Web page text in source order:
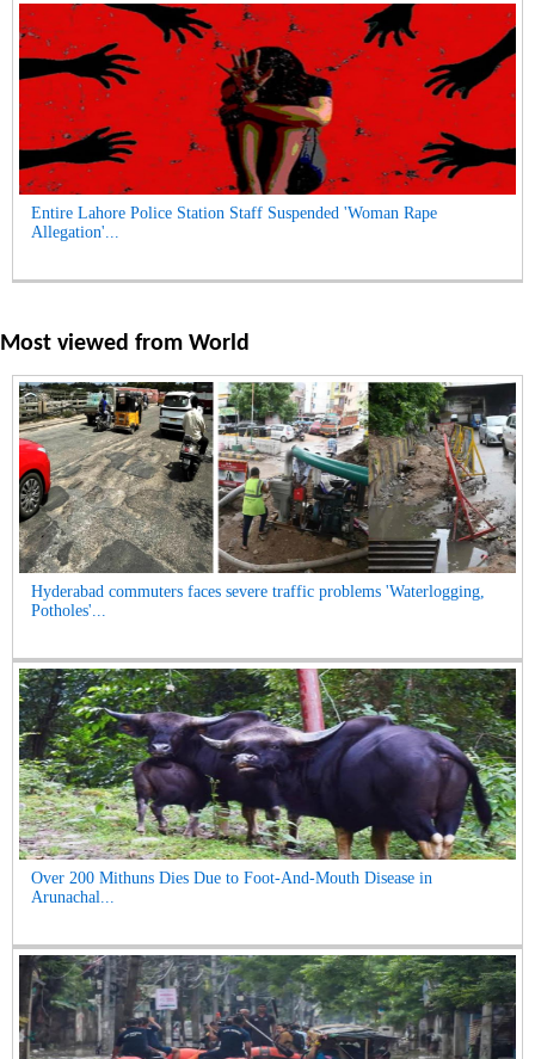
Entire Lahore Police Station Staff Suspended 'Woman Rape
Allegation'...
Most viewed from World
Hyderabad commuters faces severe traffic problems 'Waterlogging,
Potholes'...
Over 200 Mithuns Dies Due to Foot-And-Mouth Disease in
Arunachal...